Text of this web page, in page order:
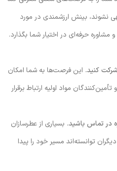
بینش ارزشمندی در مورد
مشاوره حرفه‌ای در اختیار شما بگذارد.
کنید. این فرصت‌ها به شما امکان
و تأمین‌کنندگان مواد اولیه ارتباط برقرار
در تماس باشید. بسیاری از عطرسازان
توانسته‌اند مسیر خود را پیدا